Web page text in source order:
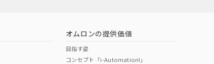
オムロンの提供価値
目指す姿
コンセプト「i-Automation!」